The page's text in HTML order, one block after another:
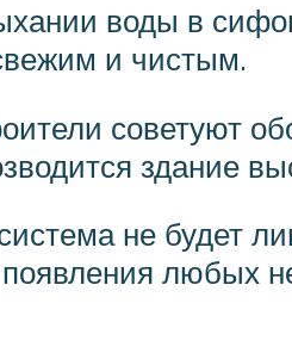
воды в
и чистым.
советуют
здание
не будет
любых